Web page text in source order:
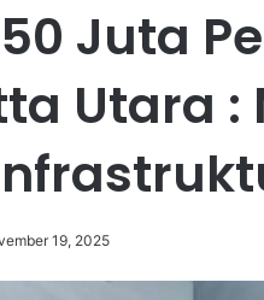
Juta
Utara
19, 2025